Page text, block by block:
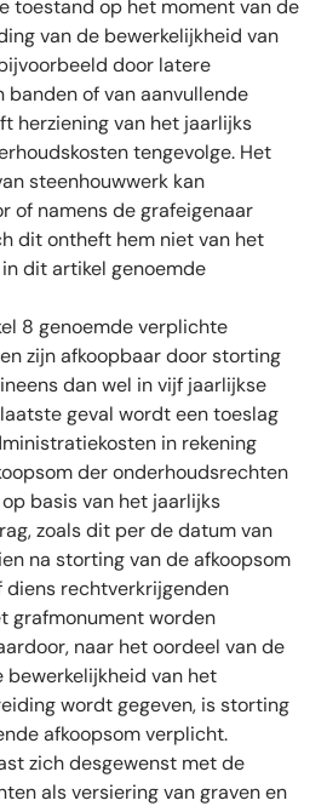
toestand op het moment van de
van de bewerkelijkheid van
door latere
banden of van aanvullende
herziening van het jaarlijks
tengevolge. Het
steenhouwwerk kan
of namens de grafeigenaar
dit ontheft hem niet van het
dit artikel genoemde
8 genoemde verplichte
zijn afkoopbaar door storting
dan wel in vijf jaarlijkse
geval wordt een toeslag
in rekening
der onderhoudsrechten
basis van het jaarlijks
zoals dit per de datum van
na storting van de afkoopsom
diens rechtverkrijgenden
grafmonument worden
naar het oordeel van de
bewerkelijkheid van het
wordt gegeven, is storting
afkoopsom verplicht.
zich desgewenst met de
als versiering van graven en